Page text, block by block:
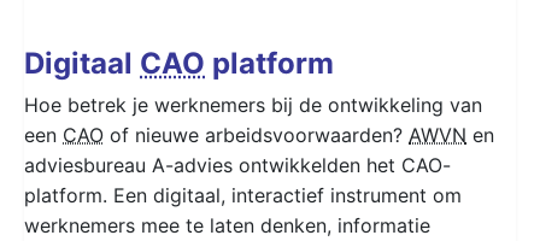
Digitaal CAO platform
Hoe betrek je werknemers bij de ontwikkeling van
een CAO of nieuwe arbeidsvoorwaarden? AWVN en
adviesbureau A-advies ontwikkelden het CAO-
platform. Een digitaal, interactief instrument om
werknemers mee te laten denken, informatie